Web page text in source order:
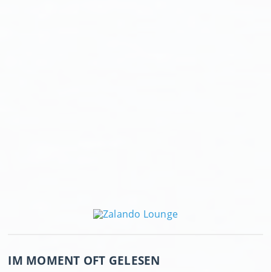
IM MOMENT OFT GELESEN